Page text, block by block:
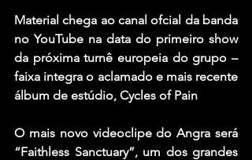
Material chega ao canal ofcial da banda
no YouTube na data do primeiro show
da próxima turnê europeia do grupo –
faixa integra o aclamado e mais recente
álbum de estúdio, Cycles of Pain
O mais novo videoclipe do Angra será
“Faithless Sanctuary”, um dos grandes